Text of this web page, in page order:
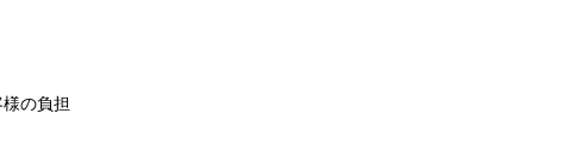
の負担